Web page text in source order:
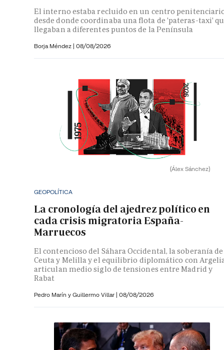
El interno estaba recluido en un centro
desde donde coordinaba una flota de 'pateras-taxi'
llegaban a diferentes puntos de la Península
Borja Méndez | 08/08/2026
(Álex Sánchez)
GEOPOLÍTICA
La cronología del ajedrez político en
cada crisis migratoria España-
Marruecos
El contencioso del Sáhara Occidental, la soberanía de
Ceuta y Melilla y el equilibrio diplomático con
articulan medio siglo de tensiones entre Madrid y
Rabat
Pedro Marín y Guillermo Villar | 08/08/2026